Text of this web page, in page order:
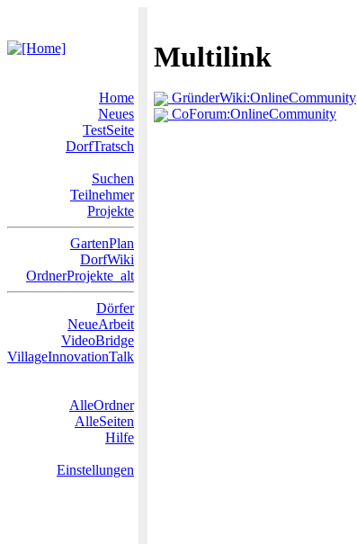
Multilink
Home
Neues
TestSeite
DorfTratsch
Suchen
Teilnehmer
Projekte
GartenPlan
DorfWiki
OrdnerProjekte_alt
Dörfer
NeueArbeit
VideoBridge
VillageInnovationTalk
AlleOrdner
AlleSeiten
Hilfe
Einstellungen
GründerWiki:OnlineCommunity
CoForum:OnlineCommunity